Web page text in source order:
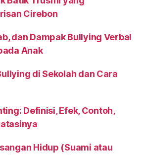
Cirebon
dan Dampak Bullying Verbal
Anak
di Sekolah dan Cara
Definisi, Efek, Contoh,
Hidup (Suami atau